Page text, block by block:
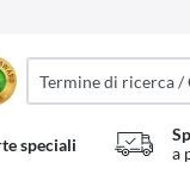
speciali
a